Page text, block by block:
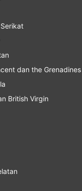
dan the Grenadines
British Virgin